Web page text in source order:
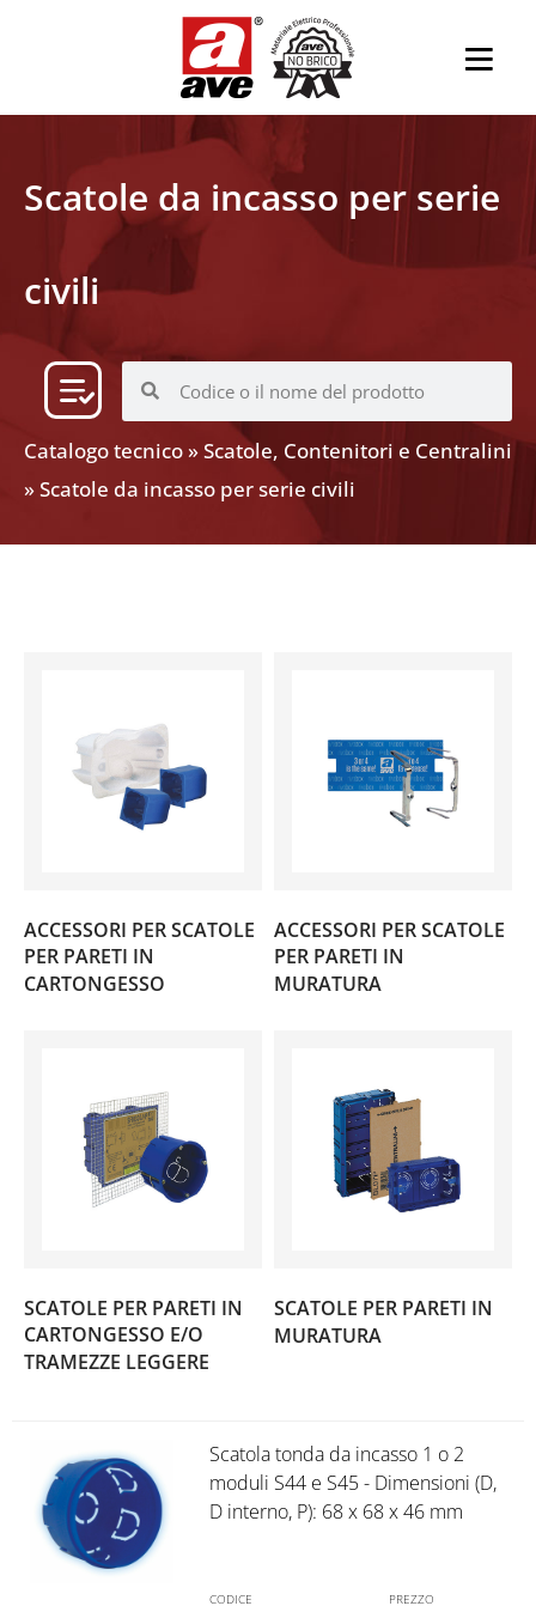
Scatole da incasso per serie
civili
Catalogo tecnico»Scatole, Contenitori e Centralini
»Scatole da incasso per serie civili
ACCESSORI PER SCATOLE
PER PARETI IN
CARTONGESSO
ACCESSORI PER SCATOLE
PER PARETI IN
MURATURA
SCATOLE PER PARETI IN
CARTONGESSO E/O
TRAMEZZE LEGGERE
SCATOLE PER PARETI IN
MURATURA
Scatola tonda da incasso 1 o 2
moduli S44 e S45 - Dimensioni (D,
D interno, P): 68 x 68 x 46 mm